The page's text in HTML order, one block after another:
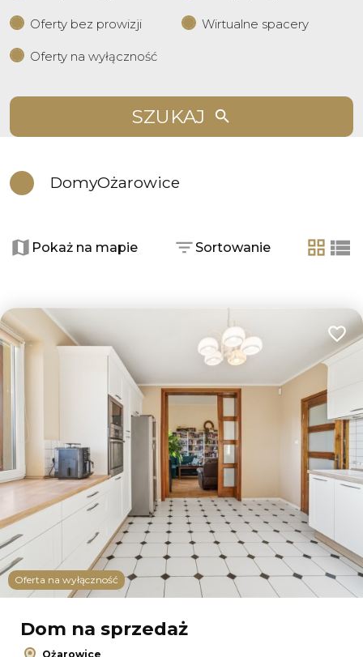
Oferty bez prowizji Wirtualne spacery
Oferty na wyłączność
SZUKAJ
DomyOżarowice
Pokaż na mapie Sortowanie
tabela
Oferta na wyłączność
Dom na sprzedaż